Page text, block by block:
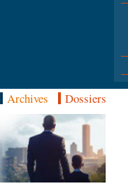
Archives Dossiers